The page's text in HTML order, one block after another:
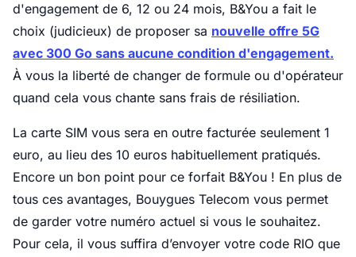
d'engagement de 6, 12 ou 24 mois, B&You a fait le
choix (judicieux) de proposer sa nouvelle offre 5G
avec 300 Go sans aucune condition d'engagement.
À vous la liberté de changer de formule ou d'opérateur
quand cela vous chante sans frais de résiliation.
La carte SIM vous sera en outre facturée seulement 1
euro, au lieu des 10 euros habituellement pratiqués.
Encore un bon point pour ce forfait B&You ! En plus de
tous ces avantages, Bouygues Telecom vous permet
de garder votre numéro actuel si vous le souhaitez.
Pour cela, il vous suffira d’envoyer votre code RIO que